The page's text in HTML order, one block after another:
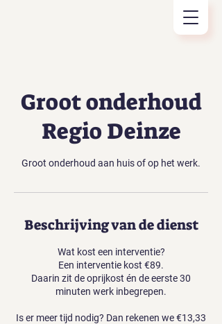
Groot onderhoud
Regio Deinze
Groot onderhoud aan huis of op het werk.
Beschrijving van de dienst
Wat kost een interventie?
Een interventie kost €89.
Daarin zit de oprijkost én de eerste 30
minuten werk inbegrepen.
Is er meer tijd nodig? Dan rekenen we €13,33